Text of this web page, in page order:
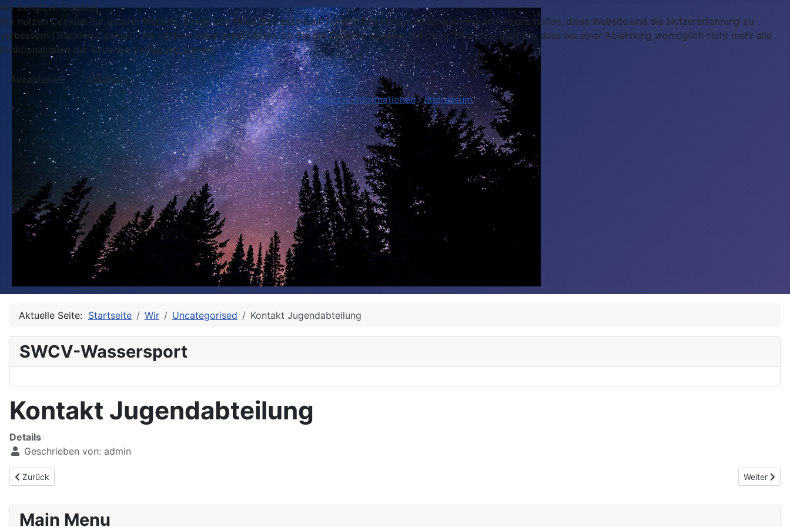
Aktuelle Seite: Startseite Wir Uncategorised Kontakt Jugendabteilung
SWCV-Wassersport
Kontakt Jugendabteilung
Details
Geschrieben von: admin
Vorheriger Beitrag: Jugend aktuell
Zurück Nächster
Weiter
Main Menu
Wir benutzen Cookies
Wir nutzen Cookies auf unserer Website. Einige von ihnen sind essenziell für den Betrieb der Seite, während andere uns helfen, diese Website und die Nutzererfahrung zu
verbessern (Tracking Cookies). Sie können selbst entscheiden, ob Sie die Cookies zulassen möchten. Bitte beachten Sie, dass bei einer Ablehnung womöglich nicht mehr alle
Funktionalitäten der Seite zur Verfügung stehen.
Akzeptieren
Ablehnen
Weitere Informationen|Impressum